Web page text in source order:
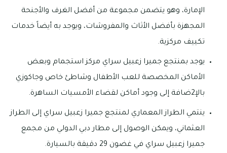
الإمارة، وهو يتضمن مجموعة من أفضل الغرف والأجنحة
المجهزة بأفضل الأثاث والمفروشات، ويوجد به أيضاً خدمات
تكييف مركزية.
يوجد بمنتجع جميرا زعبيل سراي مركز استجمام وبعض
الأماكن المخصصة للعب الأطفال وشاطئ خاص وجاكوزي
بالإ2ضافة إلى وجود أماكن لقضاء الأمسيات الساهرة.
ينتمي الطراز المعماري لمنتجع جميرا زعبيل سراي إلى الطراز
العثماني، ويمكن الوصول إلى مطار دبي الدولي من مجمع
جميرا زعبيل سراي في غضون 29 دقيقة بالسيارة.